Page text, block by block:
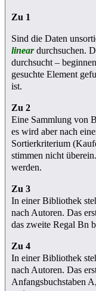
Zu 1
Sind die Daten
lineardurchsuchen.
durchsucht –
gesuchte Element
ist.
Zu 2
Eine Sammlung von
es wird aber nach
Sortierkriterium
stimmen nicht
werden.
Zu 3
In einer Bibliothek
nach Autoren. Das
das zweite Regal Bn
Zu 4
In einer Bibliothek
nach Autoren. Das
Anfangsbuchstaben